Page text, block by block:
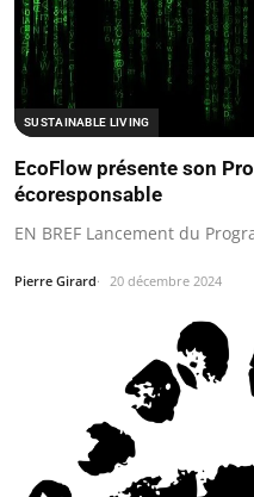
SUSTAINABLE LIVING
EcoFlow présente son
écoresponsable
EN BREF Lancement du
Pierre Girard 20 décembre 2024